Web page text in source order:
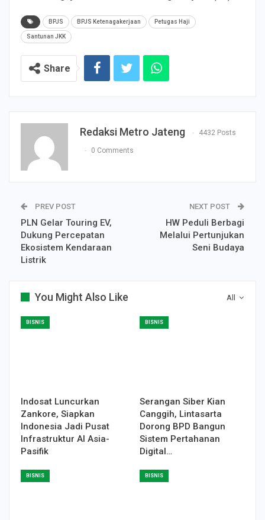
BPJS BPJS Ketenagakerjaan Petugas Haji
Santunan JKK
Share
Redaksi Metro Jateng 4432 Posts
0 Comments
PREV POST
PLN Gelar Touring EV,
Dukung Percepatan
Ekosistem Kendaraan
Listrik
NEXT POST
HW Peduli Berbagi
Melalui Pertunjukan
Seni Budaya
All
You Might Also Like
BISNIS
Indosat Luncurkan
Zankore, Siapkan
Indonesia Jadi Pusat
Infrastruktur AI Asia-
Pasifik
BISNIS
Serangan Siber Kian
Canggih, Lintasarta
Dorong BPD Bangun
Sistem Pertahanan
Digital…
BISNIS BISNIS